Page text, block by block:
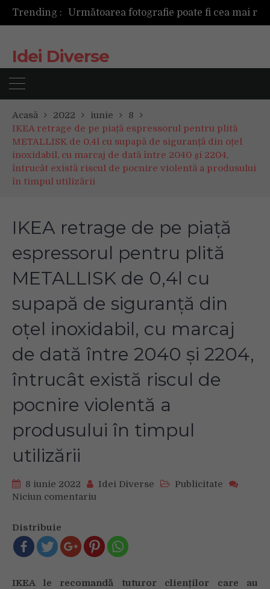
Trending :
Idei Diverse
Acasă 2022 iunie
8
IKEA retrage de pe piață espressorul pentru plită
METALLISK de 0,4l cu supapă de siguranță din oțel
inoxidabil, cu marcaj de dată între 2040 și 2204,
întrucât există riscul de pocnire violentă a produsului
în timpul utilizării
IKEA retrage de pe piață
espressorul pentru plită
METALLISK de 0,4l cu
supapă de siguranță din
oțel inoxidabil, cu marcaj
de dată între 2040 și 2204,
întrucât există riscul de
pocnire violentă a
produsului în timpul
utilizării
8 iunie 2022 Idei Diverse
Publicitate
Niciun comentariu
de
pe
piață
pentru
Distribuie
IKEA le recomandă tuturor clienților care au